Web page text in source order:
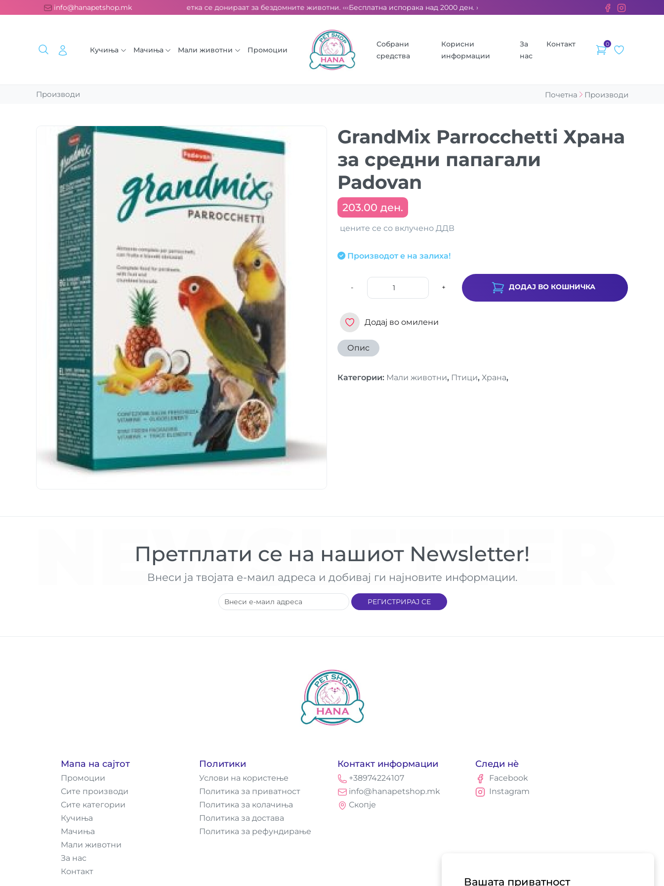
Вашата приватност
info@hanapetshop.mk
испорака над 2000 ден. ››› 2% од секоја сметка се донираат за бездомните животни. ‹‹‹Бесплатна испорака над 2000 ден. ››› 2% од секоја сметка се донираат за бездомните
Кучиња Мачиња Мали животни Промоции
Собрани
средства
Корисни
информации
За
нас
Контакт 0
Производи Почетна Производи
GrandMix Parrocchetti Храна
за средни папагали
Padovan
203.00 ден.
цените се со вклучено ДДВ
Производот е на залиха!
- + ДОДАЈ ВО КОШНИЧКА
Додај во омилени
Опис
Категории: Мали животни, Птици, Храна,
NEWSLETTER
Претплати се на нашиот Newsletter!
Внеси ја твојата е-маил адреса и добивај ги најновите информации.
РЕГИСТРИРАЈ СЕ
Мапа на сајтот
Промоции
Сите производи
Сите категории
Кучиња
Мачиња
Мали животни
За нас
Контакт
Политики
Услови на користење
Политика за приватност
Политика за колачиња
Политика за достава
Политика за рефундирање
Контакт информации
+38974224107
info@hanapetshop.mk
Скопје
Следи нè
Facebook
Instagram